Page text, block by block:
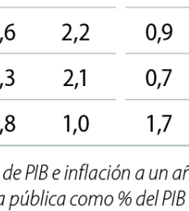
window)
in a new window)
in a new window)
window)